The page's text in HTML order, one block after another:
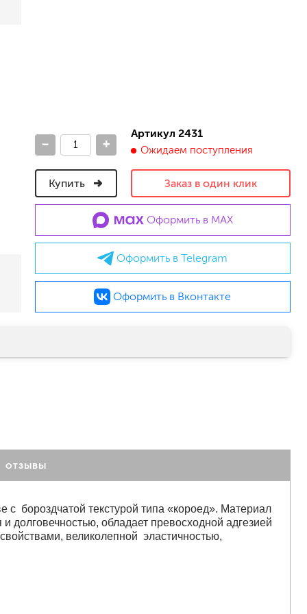
мраморная крошка
фактурные краски
эмали универсальные
краски универсальные
резиновая краска
аэрозольные (в баллончиках)
стеклообои под покраску
флизелиновые обои под покраску
- +
Артикул 2431
Ожидаем поступления
Купить Заказ в один клик
Оформить в MAX
Оформить в Telegram
Оформить в Вконтакте
ОТЗЫВЫ
бороздчатой текстурой типа «короед». Материал
долговечностью, обладает превосходной адгезией
великолепной эластичностью,